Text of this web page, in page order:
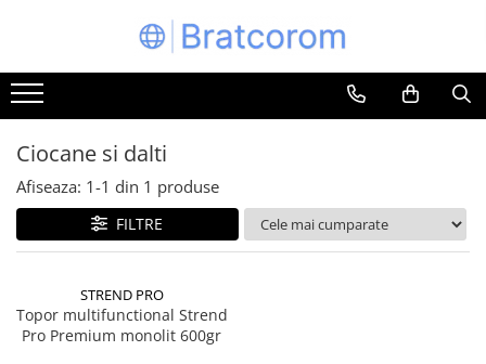
Toate Produsele
Articole animale
Adapatoare animale
Hrana pentru animale
Hrana pentru caini
Hrana pentru pisici
Bucatarii de vara Tuozi
Ciocane si dalti
Afiseaza: 1-1 din 1 produse
FILTRE
STREND PRO
Topor multifunctional Strend
Pro Premium monolit 600gr